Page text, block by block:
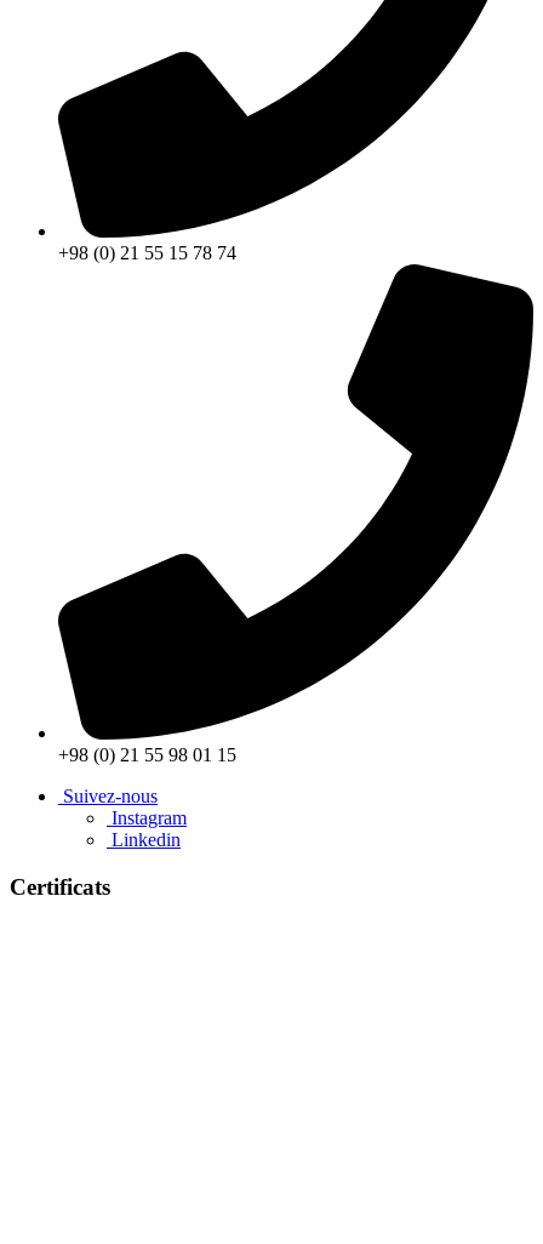
+98 (0) 21 55 15 78 74
+98 (0) 21 55 98 01 15
Suivez-nous
Instagram
Linkedin
Certificats